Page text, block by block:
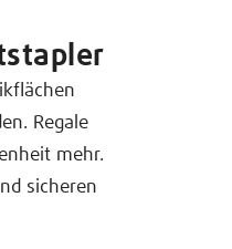
Regale
mehr.
sicheren